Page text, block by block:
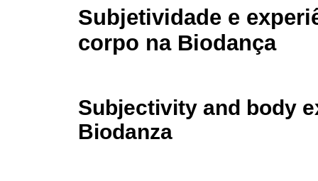
Subjetividade e
corpo na Biodança
Subjectivity and body
Biodanza